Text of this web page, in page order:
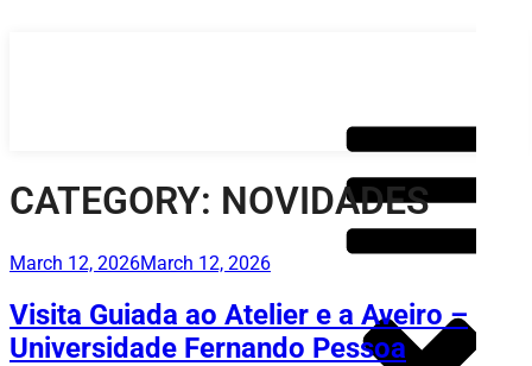
CATEGORY: NOVIDADES
Publicado
March 12, 2026March 12, 2026
Visita Guiada ao Atelier e a Aveiro –
Universidade Fernando Pessoa